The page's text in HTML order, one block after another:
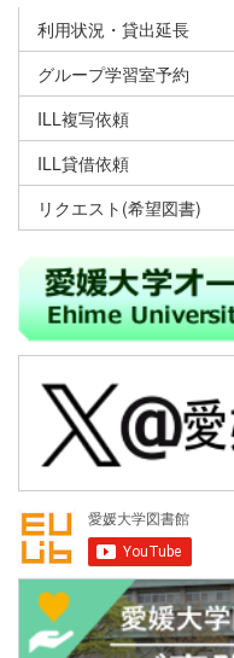
利用状況・貸出延長
グループ学習室予約
ILL複写依頼
ILL貸借依頼
リクエスト(希望図書)